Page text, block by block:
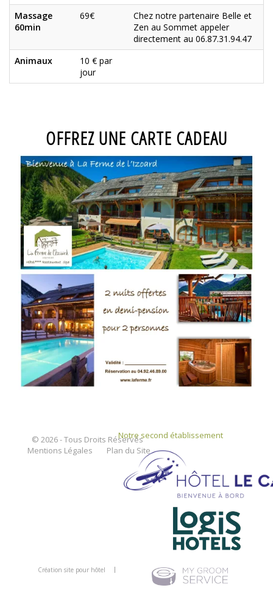
Massage
60min
69€
Chez notre partenaire Belle et
Zen au Sommet appeler
directement au 06.87.31.94.47
Animaux
10 € par
jour
OFFREZ UNE CARTE CADEAU
Notre second établissement
© 2026 - Tous Droits Réservés
Mentions Légales
Plan du Site
Création site pour hôtel